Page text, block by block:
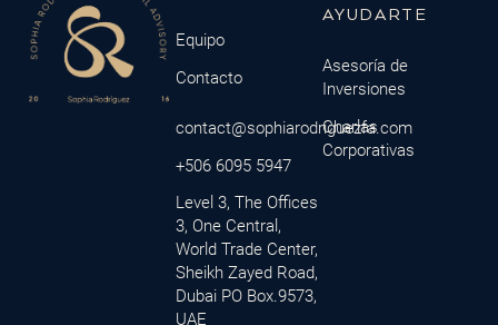
Equipo
Contacto
contact@sophiarodriguezfa.com
+506 6095 5947
Level 3, The Offices
3, One Central,
World Trade Center,
Sheikh Zayed Road,
Dubai PO Box.9573,
UAE
AYUDARTE
Asesoría de
Inversiones
Charlas
Corporativas